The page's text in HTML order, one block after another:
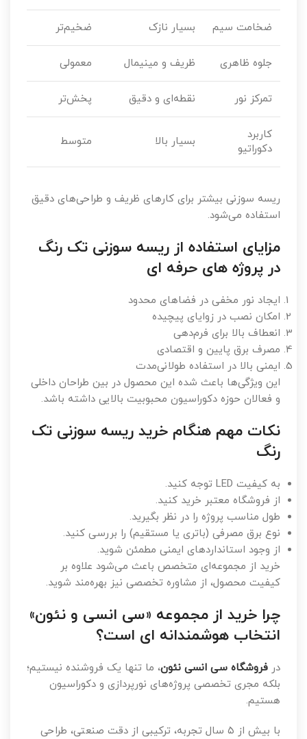
ضخامت سیم بسیار نازک ضخیم‌تر
جلوه ظاهری ظریف و مینیمال معمولی
تمرکز نور نقطه‌ای و دقیق پخش‌تر
کاربرد
دکوراتیو
بسیار بالا متوسط
ریسه سوزنی بیشتر برای کارهای ظریف و طراحی‌های دقیق
استفاده می‌شود.
مزایای استفاده از ریسه سوزنی تک رنگ
در پروژه های حرفه ای
ایجاد نور مخفی در فضاهای محدود
امکان نصب در زوایای پیچیده
انعطاف بالا برای فرم‌دهی
مصرف برق پایین و اقتصادی
ایمنی بالا در استفاده طولانی‌مدت
این ویژگی‌ها باعث شده این محصول در بین طراحان داخلی
و فعالان حوزه دکوراسیون محبوبیت بالایی داشته باشد.
نکات مهم هنگام خرید ریسه سوزنی تک
رنگ
به کیفیت LED توجه کنید.
از فروشگاه معتبر خرید کنید.
طول مناسب پروژه را در نظر بگیرید.
نوع برق مصرفی (باتری یا مستقیم) را بررسی کنید.
از وجود استانداردهای ایمنی مطمئن شوید.
خرید از مجموعه‌ای متخصص باعث می‌شود علاوه بر
کیفیت محصول، از مشاوره تخصصی نیز بهره‌مند شوید.
چرا خرید از مجموعه «سی انسی و نئون»
انتخاب هوشمندانه ای است؟
در فروشگاه سی انسی نئون، ما تنها یک فروشنده نیستیم؛
بلکه مجری تخصصی پروژه‌های نورپردازی و دکوراسیون
هستیم.
با بیش از ۵ سال تجربه، ترکیبی از دقت صنعتی، طراحی